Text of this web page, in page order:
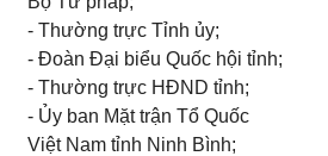
- Thường trực Tỉnh ủy;
- Đoàn Đại biểu Quốc hội tỉnh;
- Thường trực HĐND tỉnh;
- Ủy ban Mặt trận Tổ Quốc
Việt Nam tỉnh Ninh Bình;